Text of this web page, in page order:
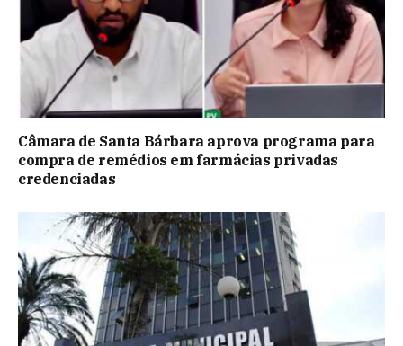
Câmara de Santa Bárbara aprova programa para
compra de remédios em farmácias privadas
credenciadas